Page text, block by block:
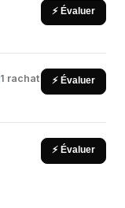
⚡ Évaluer
1 rachat ⚡ Évaluer
⚡ Évaluer